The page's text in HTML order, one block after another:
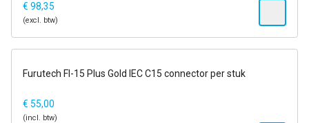
€ 98,35
(excl. btw)
op voorraad
Furutech FI-15 Plus Gold IEC C15 connector per stuk
€ 55,00
(incl. btw)